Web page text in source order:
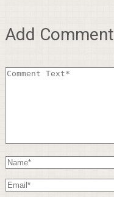
Add Comment